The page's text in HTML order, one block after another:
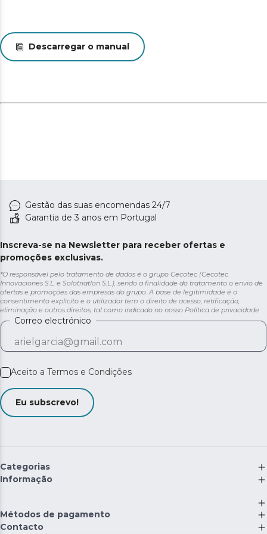
mopa e descalcifica com as suas mopas Spin. Um
sistema de limpeza completo que permite ao robot
fazer tudo ao mesmo tempo ou separadamente para
Descarregar o manual
Gestão das suas encomendas 24/7
Garantia de 3 anos em Portugal
Inscreva-se na Newsletter para receber ofertas e
promoções exclusivas.
*O responsável pelo tratamento de dados é o grupo Cecotec (Cecotec
Innovaciones S.L. e Solotriatlon S.L.), sendo a finalidade do tratamento o envio de
ofertas e promoções das empresas do grupo. A base de legitimidade é o
consentimento explícito e o utilizador tem o direito de acesso, retificação,
eliminação e outros direitos, tal como indicado no nosso Política de privacidade
Correo electrónico
Aceito a Termos e Condições
Eu subscrevo!
Categorias
Informação
Métodos de pagamento
Contacto